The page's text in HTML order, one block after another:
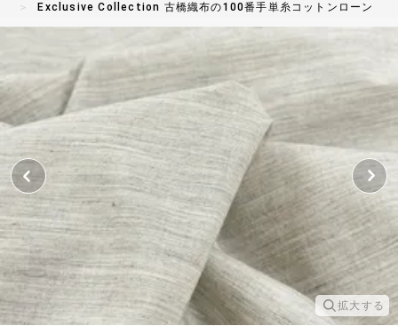
Exclusive Collection 古橋織布の100番手単糸コットンローン
拡大する